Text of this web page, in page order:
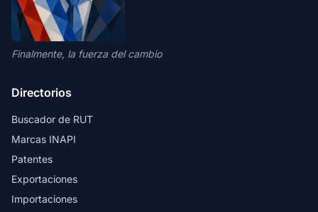
Finalmente, la fuerza del cambio
Directorios
Buscador de RUT
Marcas INAPI
Patentes
Exportaciones
Importaciones